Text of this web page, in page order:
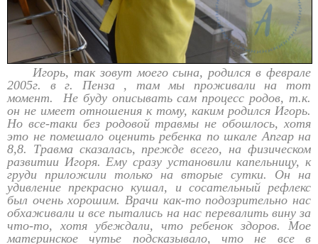
Игорь, так зовут моего сына, родился в феврале
2005г. в г. Пенза , там мы проживали на тот
момент. Не буду описывать сам процесс родов, т.к.
он не имеет отношения к тому, каким родился Игорь.
Но все-таки без родовой травмы не обошлось, хотя
это не помешало оценить ребенка по шкале Апгар на
8,8. Травма сказалась, прежде всего, на физическом
развитии Игоря. Ему сразу установили капельницу, к
груди приложили только на вторые сутки. Он на
удивление прекрасно кушал, и сосательный рефлекс
был очень хорошим. Врачи как-то подозрительно нас
обхаживали и все пытались на нас перевалить вину за
что-то, хотя убеждали, что ребенок здоров. Мое
материнское чутье подсказывало, что не все в